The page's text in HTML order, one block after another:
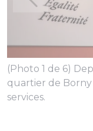
(Photo 1 de 6)
quartier de
services.